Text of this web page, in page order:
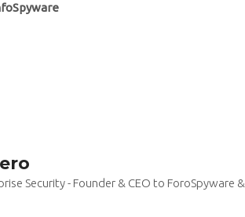
Security - Founder & CEO to ForoSpyware &